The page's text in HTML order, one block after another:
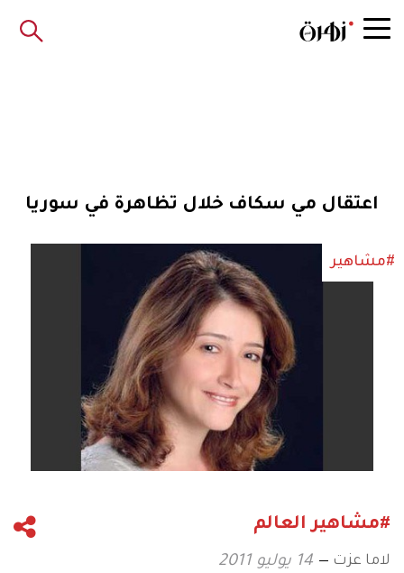
اعتقال مي سكاف خلال تظاهرة في سوريا
#مشاهير
#مشاهير العالم
لاما عزت 14 يوليو 2011